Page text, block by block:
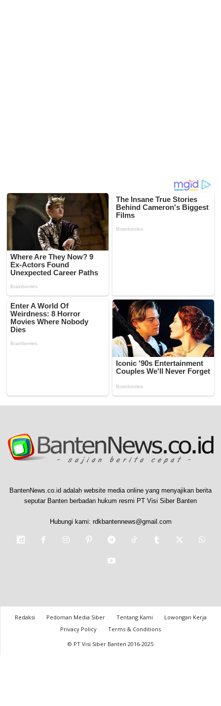
BantenNews.co.id adalah website media online yang menyajikan berita
seputar Banten berbadan hukum resmi PT Visi Siber Banten
Hubungi kami: rdkbantennews@gmail.com
Redaksi Pedoman Media Siber Tentang Kami
Lowongan Kerja
Privacy Policy
Terms & Conditions
© PT Visi Siber Banten 2016-2025